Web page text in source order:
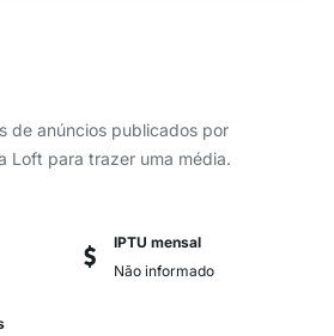
de anúncios publicados por
Loft para trazer uma média.
IPTU mensal
Não informado